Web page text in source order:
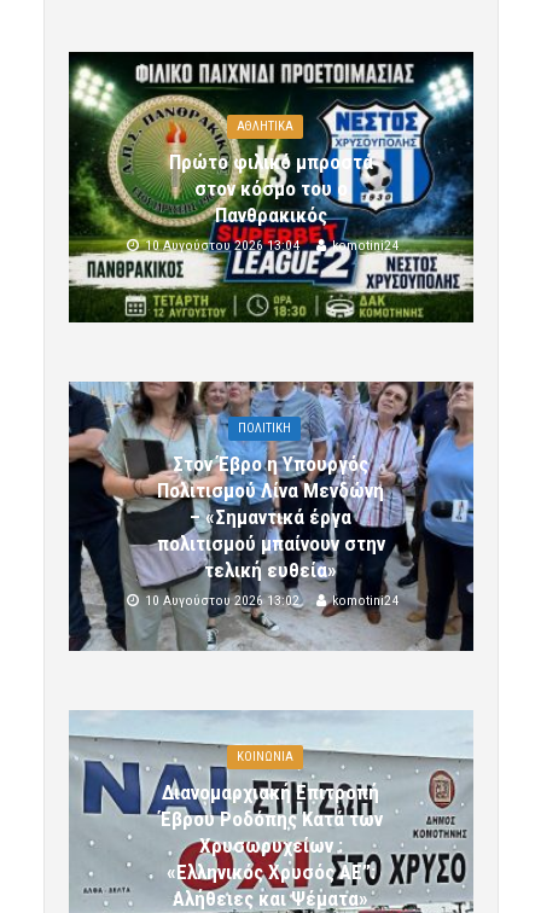
ΑΘΛΗΤΙΚΑ
Πρώτο φιλικό μπροστά
στον κόσμο του ο
Πανθρακικός
10 Αυγούστου 2026 13:04 komotini24
ΠΟΛΙΤΙΚΗ
Στον Έβρο η Υπουργός
Πολιτισμού Λίνα Μενδώνη
– «Σημαντικά έργα
πολιτισμού μπαίνουν στην
τελική ευθεία»
10 Αυγούστου 2026 13:02 komotini24
ΚΟΙΝΩΝΙΑ
Διανομαρχιακή Επιτροπή
Έβρου Ροδόπης Κατά των
Χρυσωρυχείων :
«Ελληνικός Χρυσός ΑΕ”:
Αλήθειες και Ψέματα»